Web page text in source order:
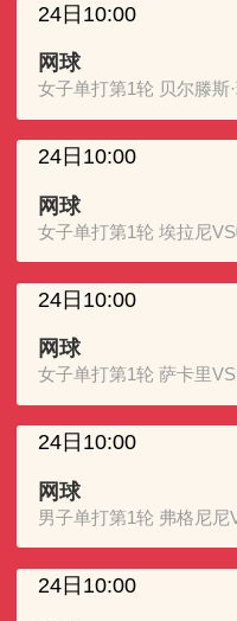
24日10:00
网球
女子单打第1轮 贝尔滕斯
24日10:00
网球
女子单打第1轮 埃拉尼
24日10:00
网球
女子单打第1轮 萨卡里
24日10:00
网球
男子单打第1轮 弗格尼尼
24日10:00